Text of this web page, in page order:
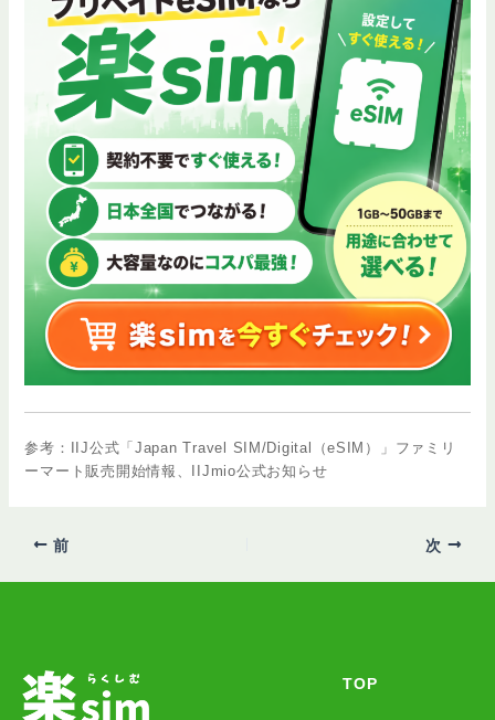
参考：IIJ公式「Japan Travel SIM/Digital（eSIM）」ファミリ
ーマート販売開始情報、IIJmio公式お知らせ
Post 前 次
TOP